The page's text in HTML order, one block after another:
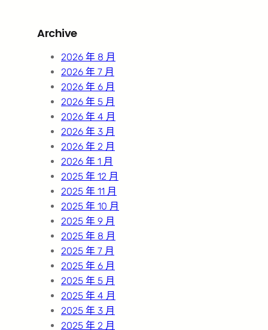
c
Archive
2026 年 8 月
2026 年 7 月
2026 年 6 月
2026 年 5 月
2026 年 4 月
2026 年 3 月
2026 年 2 月
2026 年 1 月
2025 年 12 月
2025 年 11 月
2025 年 10 月
2025 年 9 月
2025 年 8 月
2025 年 7 月
2025 年 6 月
2025 年 5 月
2025 年 4 月
2025 年 3 月
2025 年 2 月